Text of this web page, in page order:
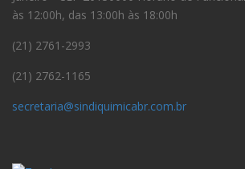
às 12:00h, das 13:00h às 18:00h
(21) 2761-2993
(21) 2762-1165
secretaria@sindiquimicabr.com.br